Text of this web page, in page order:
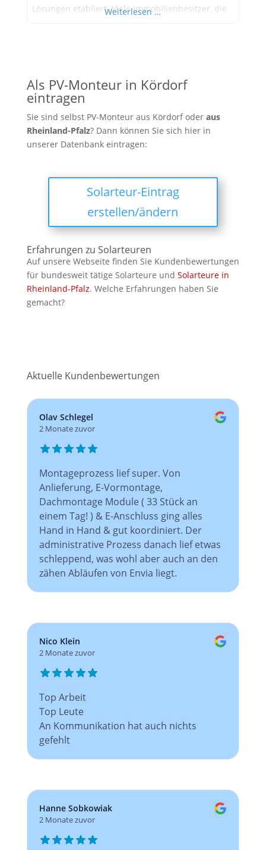
Lösungen etabliert. Viele Immobilienbesitzer, die
Energieversorgung zu gehen. Von der ersten,
unverbindlichen Beratung über
Weiterlesen …
Als PV-Monteur in Kördorf
eintragen
Sie sind selbst PV-Monteur aus Kördorf oder aus
Rheinland-Pfalz? Dann können Sie sich hier in
unserer Datenbank eintragen:
Solarteur-Eintrag
erstellen/ändern
Erfahrungen zu Solarteuren
Auf unsere Webseite finden Sie Kundenbewertungen
für bundesweit tätige Solarteure und Solarteure in
Rheinland-Pfalz. Welche Erfahrungen haben Sie
gemacht?
Aktuelle Kundenbewertungen
Olav Schlegel
2 Monate zuvor
Montageprozess lief super. Von
Anlieferung, E-Vormontage,
Dachmontage Module ( 33 Stück an
einem Tag! ) & E-Anschluss ging alles
Hand in Hand & gut koordiniert. Der
administrative Prozess danach lief etwas
schleppend, was wohl aber auch an den
zähen Abläufen von Envia liegt.
Nico Klein
2 Monate zuvor
Top Arbeit
Top Leute
An Kommunikation hat auch nichts
gefehlt
Hanne Sobkowiak
2 Monate zuvor